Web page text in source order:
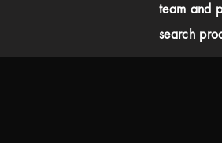
team and
search